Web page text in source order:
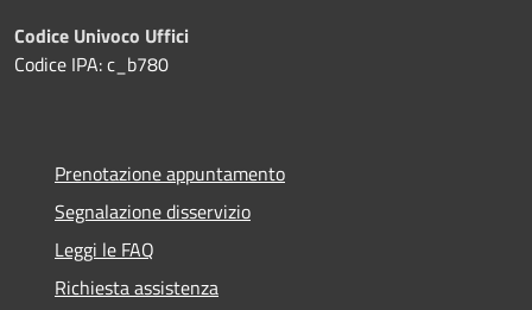
Codice Univoco Uffici
Codice IPA: c_b780
Prenotazione appuntamento
Segnalazione disservizio
Leggi le FAQ
Richiesta assistenza